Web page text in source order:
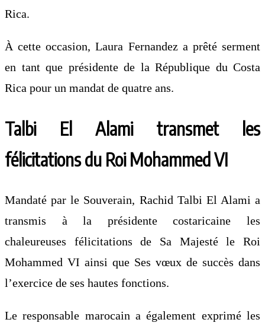
Rica.
À cette occasion, Laura Fernandez a prêté serment
en tant que présidente de la République du Costa
Rica pour un mandat de quatre ans.
Talbi El Alami transmet les
félicitations du Roi Mohammed VI
Mandaté par le Souverain, Rachid Talbi El Alami a
transmis à la présidente costaricaine les
chaleureuses félicitations de Sa Majesté le Roi
Mohammed VI ainsi que Ses vœux de succès dans
l’exercice de ses hautes fonctions.
Le responsable marocain a également exprimé les